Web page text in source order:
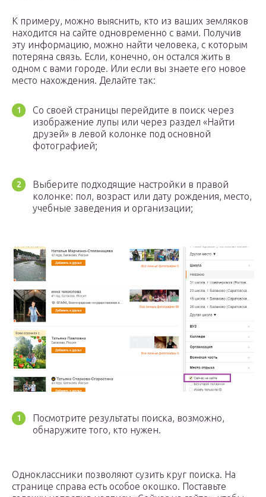
К примеру, можно выяснить, кто из ваших земляков
находится на сайте одновременно с вами. Получив
эту информацию, можно найти человека, с которым
потеряна связь. Если, конечно, он остался жить в
одном с вами городе. Или если вы знаете его новое
место нахождения. Делайте так:
Со своей страницы перейдите в поиск через
изображение лупы или через раздел «Найти
друзей» в левой колонке под основной
фотографией;
Выберите подходящие настройки в правой
колонке: пол, возраст или дату рождения, место,
учебные заведения и организации;
Посмотрите результаты поиска, возможно,
обнаружите того, кто нужен.
Одноклассники позволяют сузить круг поиска. На
странице справа есть особое окошко. Поставьте